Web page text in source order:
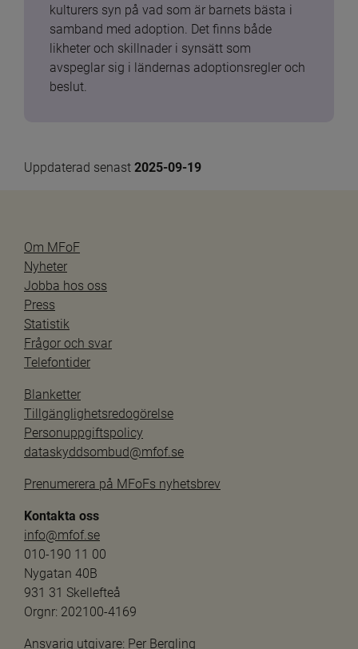
kulturers syn på vad som är barnets bästa i
samband med adoption. Det finns både
likheter och skillnader i synsätt som
avspeglar sig i ländernas adoptionsregler och
beslut.
Uppdaterad senast 2025-09-19
Om MFoF
Nyheter
Jobba hos oss
Press
Statistik
Frågor och svar
Telefontider
Blanketter
Tillgänglighetsredogörelse
Personuppgiftspolicy
dataskyddsombud@mfof.se
Prenumerera på MFoFs nyhetsbrev
Kontakta oss
info@mfof.se
010-190 11 00
Nygatan 40B
931 31 Skellefteå
Orgnr: 202100-4169
Ansvarig utgivare: Per Bergling